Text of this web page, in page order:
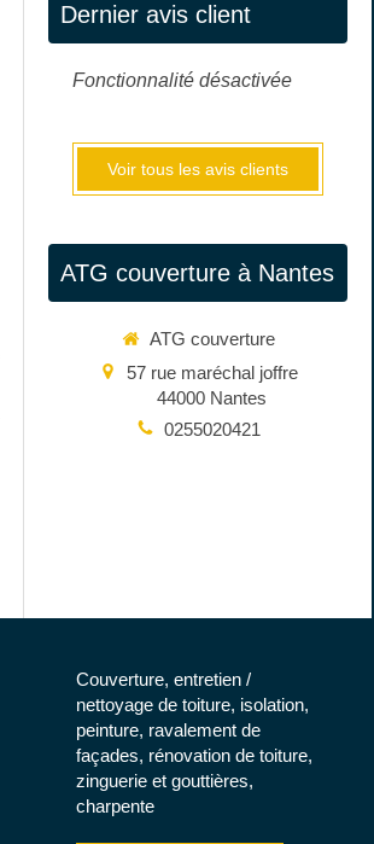
Dernier avis client
Fonctionnalité désactivée
Voir tous les avis clients
ATG couverture à Nantes
ATG couverture
57 rue maréchal joffre
44000 Nantes
0255020421
Couverture, entretien /
nettoyage de toiture, isolation,
peinture, ravalement de
façades, rénovation de toiture,
zinguerie et gouttières,
charpente